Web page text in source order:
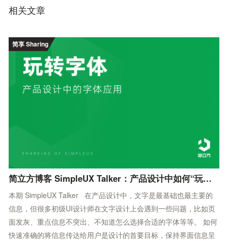
相关文章
简享 Sharing
简立方博客 SimpleUX Talker：产品设计中如何“玩转”字体（入门篇）
本期 SimpleUX Talker 在产品设计中，文字是最基础也最主要的
信息，但很多初级UI设计师在文字设计上会遇到一些问题，比如页
面发灰、重点信息不突出、不知道怎么选择合适的字体等等。 如何
快速准确的将信息传达给用户是设计的首要目标，保持界面信息呈